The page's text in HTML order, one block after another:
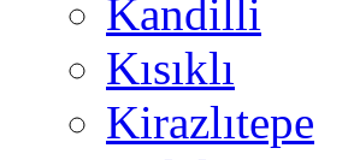
Kandilli
Kısıklı
Kirazlıtepe